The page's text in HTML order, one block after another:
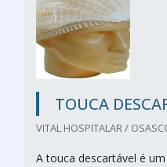
TOUCA
VITAL HOSPITALAR /
A touca descartável é